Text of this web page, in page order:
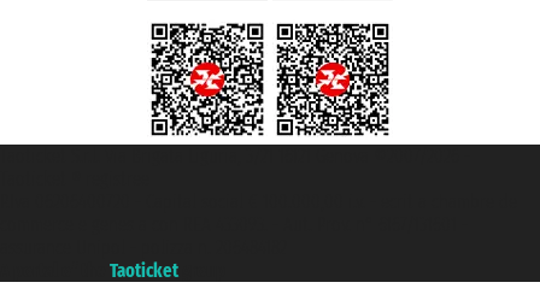
Taoticket